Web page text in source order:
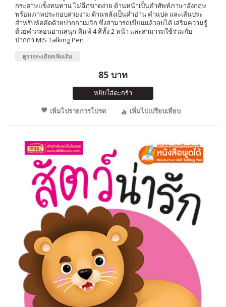
กระดาษแข็งทนทาน ไม่ฉีกขาดง่าย ด้านหน้าเป็นคำศัพท์ภาษาอังกฤษ
พร้อมภาพประกอบสวยงาม ด้านหลังเป็นคำอ่าน คำแปล และเส้นประ
สำหรับหัดคัดด้วยปากกาเมจิก ซึ่งสามารถเขียนแล้วลบได้ เสริมความรู้
ด้วยคำกลอนอ่านสนุก พิมพ์ 4 สีทั้ง 2 หน้า และสามารถใช้ร่วมกับ
ปากกา MIS Talking Pen
ดูรายละเอียดเพิ่มเติม
85 บาท
หยิบใส่ตะกร้า
เพิ่มไปรายการโปรด
เพิ่มไปเปรียบเทียบ